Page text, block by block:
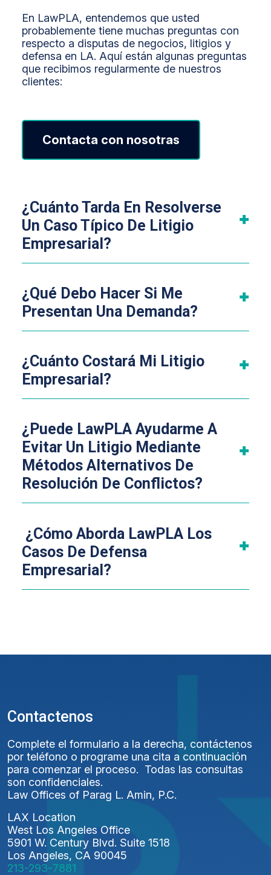
En LawPLA, entendemos que usted
probablemente tiene muchas preguntas con
respecto a disputas de negocios, litigios y
defensa en LA. Aquí están algunas preguntas
que recibimos regularmente de nuestros
clientes:
Contacta con nosotras
¿Cuánto Tarda En Resolverse
Un Caso Típico De Litigio
Empresarial?
¿Qué Debo Hacer Si Me
Presentan Una Demanda?
¿Cuánto Costará Mi Litigio
Empresarial?
¿Puede LawPLA Ayudarme A
Evitar Un Litigio Mediante
Métodos Alternativos De
Resolución De Conflictos?
¿Cómo Aborda LawPLA Los
Casos De Defensa
Empresarial?
Contactenos
Complete el formulario a la derecha, contáctenos
por teléfono o programe una cita a continuación
para comenzar el proceso. Todas las consultas
son confidenciales.
Law Offices of Parag L. Amin, P.C.
LAX Location
West Los Angeles Office
5901 W. Century Blvd. Suite 1518
Los Angeles, CA 90045
213-293-7881